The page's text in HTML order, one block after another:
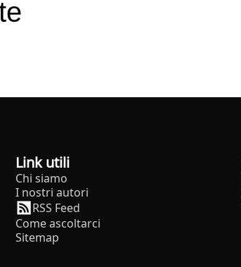
Link utili
Chi siamo
I nostri autori
RSS Feed
Come ascoltarci
Sitemap